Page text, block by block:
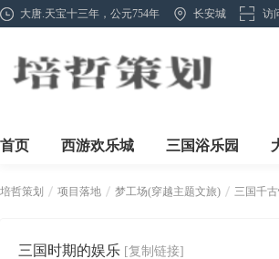
大唐.天宝十三年，公元754年 长安城 访
首页 西游欢乐城 三国浴乐园
培哲策划 项目落地 梦工场(穿越主题文旅) 三国千
三国时期的娱乐 [复制链接]